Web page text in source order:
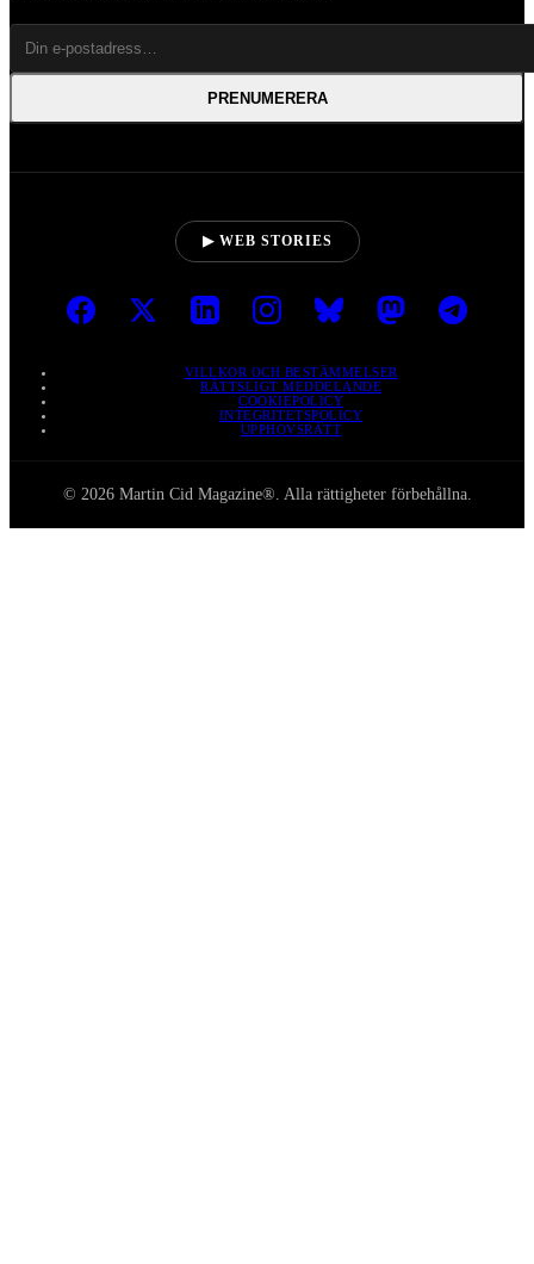
PRENUMERERA
▶ WEB STORIES
VILLKOR OCH BESTÄMMELSER
RÄTTSLIGT MEDDELANDE
COOKIEPOLICY
INTEGRITETSPOLICY
UPPHOVSRÄTT
© 2026 Martin Cid Magazine®. Alla rättigheter förbehållna.